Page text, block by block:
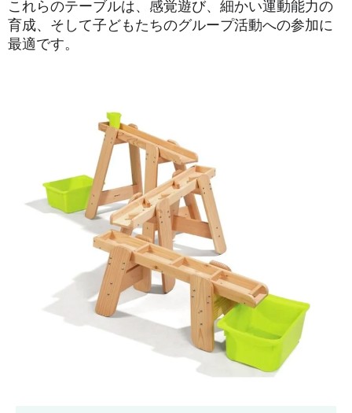
これらのテーブルは、感覚遊び、細かい運動能力の
育成、そして子どもたちのグループ活動への参加に
最適です。